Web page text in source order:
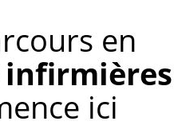
en
infirmières
ici